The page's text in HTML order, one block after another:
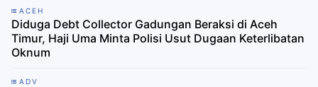
ACEH
Diduga Debt Collector Gadungan Beraksi di Aceh
Timur, Haji Uma Minta Polisi Usut Dugaan Keterlibatan
Oknum
ADV